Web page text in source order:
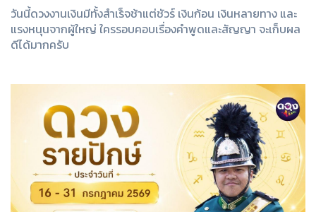
วันนี้ดวงงานเงินมีทั้งสำเร็จช้าแต่ชัวร์ เงินก้อน เงินหลายทาง และ
แรงหนุนจากผู้ใหญ่ ใครรอบคอบเรื่องคำพูดและสัญญา จะเก็บผล
ดีได้มากครับ